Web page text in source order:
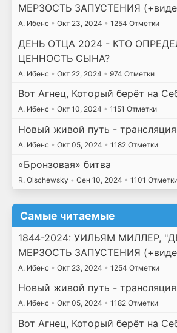
МЕРЗОСТЬ ЗАПУСТЕНИЯ
А. Ибенс • Окт 23, 2024 • 1254 Отметки
ДЕНЬ ОТЦА 2024 - КТО
ЦЕННОСТЬ СЫНА?
А. Ибенс • Окт 22, 2024 • 974 Отметки
Вот Агнец, Который берёт на
А. Ибенс • Окт 10, 2024 • 1151 Отметки
Новый живой путь -
А. Ибенс • Окт 05, 2024 • 1182 Отметки
«Бронзовая» битва
R. Olschewsky • Сен 10, 2024 • 1101
Самые читаемые
1844-2024: УИЛЬЯМ МИЛЛЕР,
МЕРЗОСТЬ ЗАПУСТЕНИЯ
А. Ибенс • Окт 23, 2024 • 1254 Отметки
Новый живой путь -
А. Ибенс • Окт 05, 2024 • 1182 Отметки
Вот Агнец, Который берёт на